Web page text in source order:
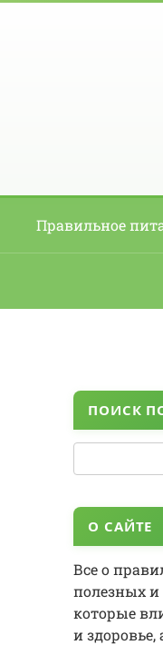
Правильное
ПОИСК
О САЙТЕ
Все о
полезных
которые
и